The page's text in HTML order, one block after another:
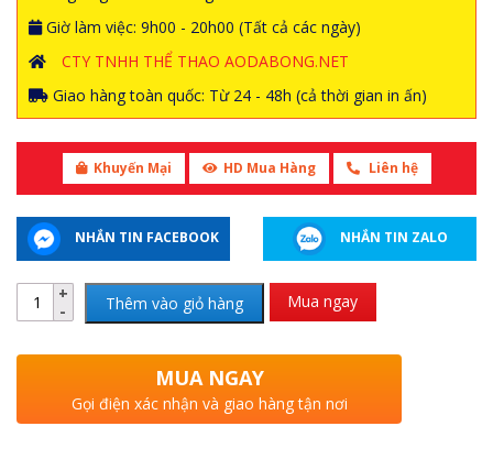
Giờ làm việc: 9h00 - 20h00 (Tất cả các ngày)
CTY TNHH THỂ THAO AODABONG.NET
Giao hàng toàn quốc: Từ 24 - 48h (cả thời gian in ấn)
Khuyến Mại HD Mua Hàng Liên hệ
NHẮN TIN FACEBOOK NHẮN TIN ZALO
Thêm vào giỏ hàng Mua ngay
MUA NGAY
Gọi điện xác nhận và giao hàng tận nơi